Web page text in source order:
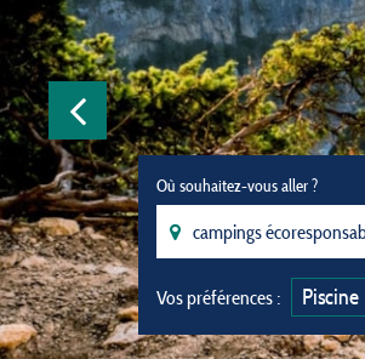
Où souhaitez-vous aller ?
Vos préférences : Piscine